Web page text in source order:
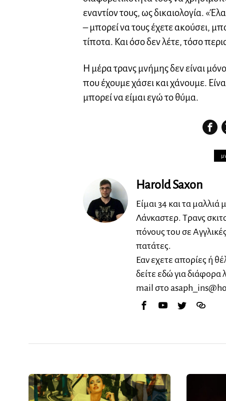
εναντίον τους, ως δικαιολογία.
– μπορεί να τους έχετε ακούσει,
τίποτα. Και όσο δεν λέτε, τόσο
Η μέρα τρανς μνήμης δεν είναι
που έχουμε χάσει και χάνουμε.
μπορεί να είμαι εγώ το θύμα.
Harold Saxon
Είμαι 34 και τα μαλλιά
Λάνκαστερ. Τρανς
πόνους του σε
πατάτες.
Εαν εχετε απορίες ή
δείτε εδώ για
mail στο